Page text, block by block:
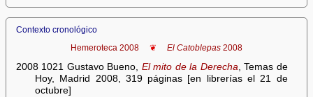
Contexto cronológico
Hemeroteca 2008
❦ El Catoblepas 2008
2008 1021 Gustavo Bueno, El mito de la Derecha, Temas de
Hoy, Madrid 2008, 319 páginas [en librerías el 21 de
octubre]